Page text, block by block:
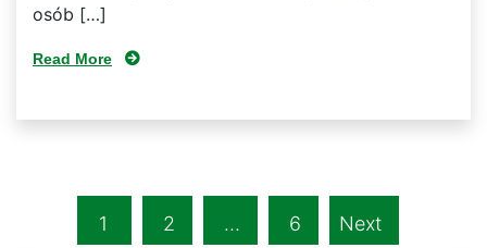
osób […]
Read More
1 2 … 6 Next